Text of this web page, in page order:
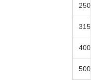
250
315
400
500